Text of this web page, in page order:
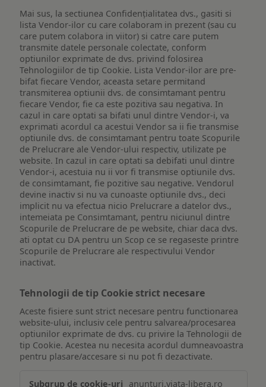
Mai sus, la sectiunea Confidențialitatea dvs., gasiti si
lista Vendor-ilor cu care colaboram in prezent (sau cu
care putem colabora in viitor) si catre care putem
transmite datele personale colectate, conform
optiunilor exprimate de dvs. privind folosirea
Tehnologiilor de tip Cookie. Lista Vendor-ilor are pre-
bifat fiecare Vendor, aceasta setare permitand
transmiterea optiunii dvs. de consimtamant pentru
fiecare Vendor, fie ca este pozitiva sau negativa. In
cazul in care optati sa bifati unul dintre Vendor-i, va
exprimati acordul ca acestui Vendor sa ii fie transmise
optiunile dvs. de consimtamant pentru toate Scopurile
de Prelucrare ale Vendor-ului respectiv, utilizate pe
website. In cazul in care optati sa debifati unul dintre
Vendor-i, acestuia nu ii vor fi transmise optiunile dvs.
de consimtamant, fie pozitive sau negative. Vendorul
devine inactiv si nu va cunoaste optiunile dvs., deci
implicit nu va efectua nicio Prelucrare a datelor dvs.,
intemeiata pe Consimtamant, pentru niciunul dintre
Scopurile de Prelucrare de pe website, chiar daca dvs.
ati optat cu DA pentru un Scop ce se regaseste printre
Scopurile de Prelucrare ale respectivului Vendor
inactivat.
Tehnologii de tip Cookie strict necesare
Aceste fisiere sunt strict necesare pentru functionarea
website-ului, inclusiv cele pentru salvarea/procesarea
optiunilor exprimate de dvs. cu privire la Tehnologii de
tip Cookie. Acestea nu necesita acordul dumneavoastra
pentru plasare/accesare si nu pot fi dezactivate.
anunturi.viata-libera.ro